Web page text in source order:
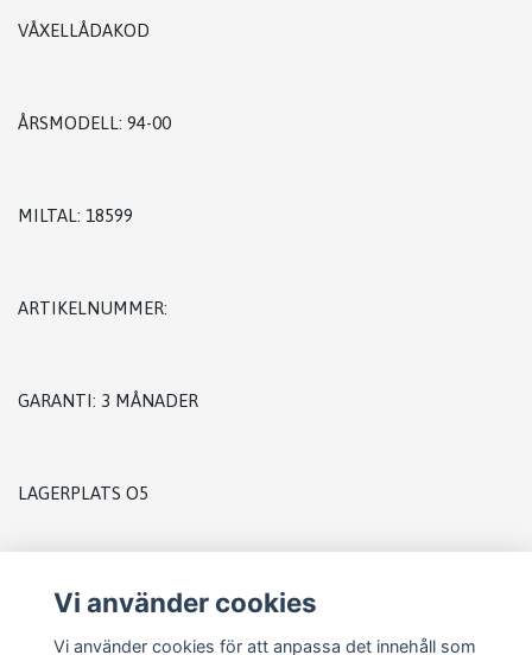
VÅXELLÅDAKOD
ÅRSMODELL: 94-00
MILTAL: 18599
ARTIKELNUMMER:
GARANTI: 3 MÅNADER
LAGERPLATS O5
Vi använder cookies
Vi använder cookies för att anpassa det innehåll som